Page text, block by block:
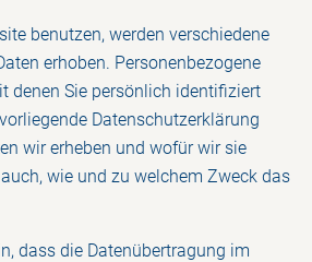
benutzen, werden verschiedene
erhoben. Personenbezogene
denen Sie persönlich identifiziert
Datenschutzerklärung
wir erheben und wofür wir sie
wie und zu welchem Zweck das
dass die Datenübertragung im